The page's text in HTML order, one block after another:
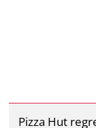
Pizza Hut